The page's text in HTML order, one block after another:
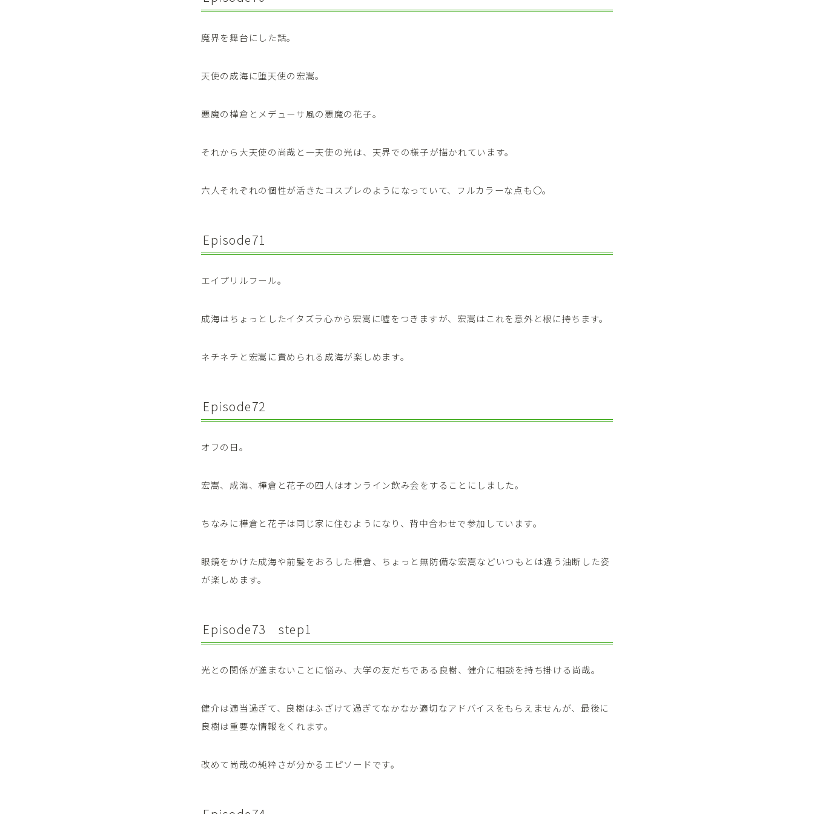
魔界を舞台にした話。
天使の成海に堕天使の宏嵩。
悪魔の樺倉とメデューサ風の悪魔の花子。
それから大天使の尚哉と一天使の光は、天界での様子が描かれています。
六人それぞれの個性が活きたコスプレのようになっていて、フルカラーな点も〇。
Episode71
エイプリルフール。
成海はちょっとしたイタズラ心から宏嵩に嘘をつきますが、宏嵩はこれを意外と根に持ちます。
ネチネチと宏嵩に責められる成海が楽しめます。
Episode72
オフの日。
宏嵩、成海、樺倉と花子の四人はオンライン飲み会をすることにしました。
ちなみに樺倉と花子は同じ家に住むようになり、背中合わせで参加しています。
眼鏡をかけた成海や前髪をおろした樺倉、ちょっと無防備な宏嵩などいつもとは違う油断した姿
が楽しめます。
Episode73 step1
光との関係が進まないことに悩み、大学の友だちである良樹、健介に相談を持ち掛ける尚哉。
健介は適当過ぎて、良樹はふざけて過ぎてなかなか適切なアドバイスをもらえませんが、最後に
良樹は重要な情報をくれます。
改めて尚哉の純粋さが分かるエピソードです。